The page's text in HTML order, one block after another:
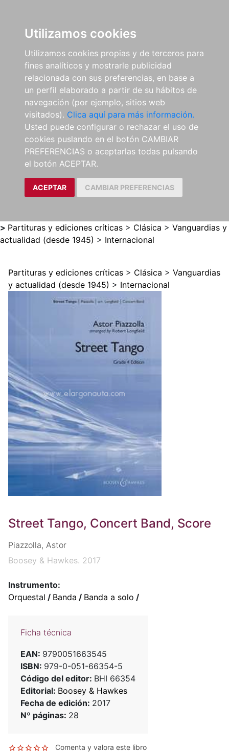
Utilizamos cookies
Utilizamos cookies propias y de terceros para
fines analíticos y mostrarle publicidad
relacionada con sus preferencias, en base a
un perfil elaborado a partir de su hábitos de
navegación (por ejemplo, sitios web
visitados). Clica aquí para más información.
Usted puede configurar o rechazar el uso de
cookies puslando en el botón CAMBIAR
PREFERENCIAS o aceptarlas todas pulsando
el botón ACEPTAR.
ACEPTAR CAMBIAR PREFERENCIAS
> Partituras y ediciones críticas > Clásica > Vanguardias y
actualidad (desde 1945) > Internacional
Partituras y ediciones críticas > Clásica > Vanguardias
y actualidad (desde 1945) > Internacional
Street Tango, Concert Band, Score
Piazzolla, Astor
Boosey & Hawkes. 2017
Instrumento:
Orquestal / Banda / Banda a solo /
Ficha técnica
EAN: 9790051663545
ISBN: 979-0-051-66354-5
Código del editor: BHI 66354
Editorial: Boosey & Hawkes
Fecha de edición: 2017
Nº páginas: 28
Comenta y valora este libro